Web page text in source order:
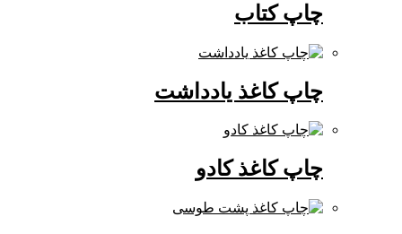
چاپ کتاب
چاپ کاغذ یادداشت
چاپ کاغذ کادو